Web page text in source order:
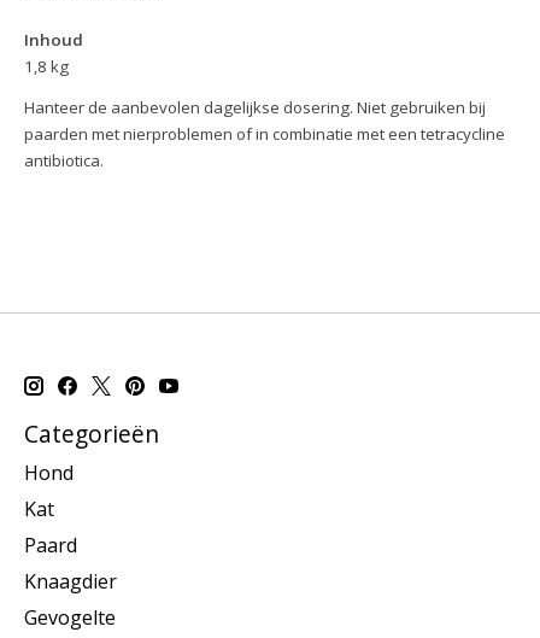
Inhoud
1,8 kg
Hanteer de aanbevolen dagelijkse dosering. Niet gebruiken bij
paarden met nierproblemen of in combinatie met een tetracycline
antibiotica.
Categorieën
Hond
Kat
Paard
Knaagdier
Gevogelte